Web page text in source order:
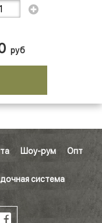
руб
Шоу-рум
Опт
система